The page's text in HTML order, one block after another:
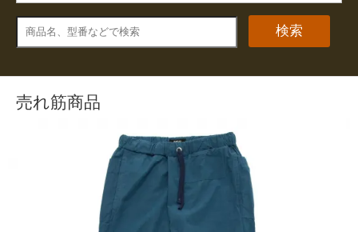
検索
売れ筋商品